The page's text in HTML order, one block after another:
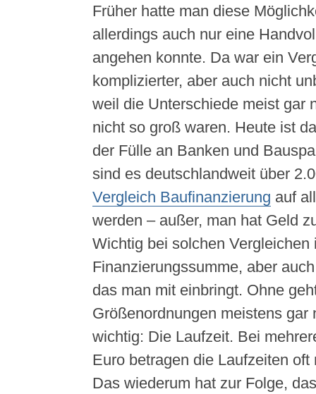
Früher hatte man diese
allerdings auch nur eine
angehen konnte. Da war ein
komplizierter, aber auch nicht
weil die Unterschiede meist gar
nicht so groß waren. Heute ist
der Fülle an Banken und
sind es deutschlandweit über
Vergleich Baufinanzierung auf
werden – außer, man hat Geld
Wichtig bei solchen Vergleichen
Finanzierungssumme, aber
das man mit einbringt. Ohne
Größenordnungen meistens gar
wichtig: Die Laufzeit. Bei
Euro betragen die Laufzeiten oft
Das wiederum hat zur Folge,